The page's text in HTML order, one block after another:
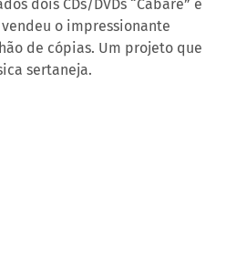
dois CDs/DVDs “Cabaré́” e
vendeu o impressionante
de cópias. Um projeto que
sertaneja.